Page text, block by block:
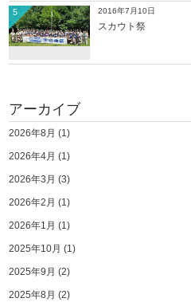
2016年7月10日
スカウト祭
5
アーカイブ
2026年8月 (1)
2026年4月 (1)
2026年3月 (3)
2026年2月 (1)
2026年1月 (1)
2025年10月 (1)
2025年9月 (2)
2025年8月 (2)